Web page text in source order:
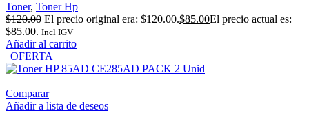
Toner, Toner Hp
$120.00 El precio original era: $120.00.$85.00El precio actual es:
$85.00. Incl IGV
Añadir al carrito
OFERTA
Comparar
Añadir a lista de deseos